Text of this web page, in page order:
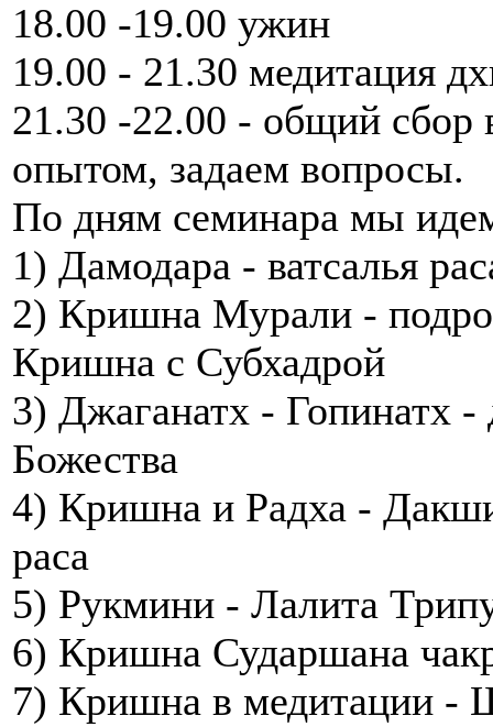
18.00 -19.00 ужин
19.00 - 21.30 медитация
21.30 -22.00 - общий сбор
опытом, задаем вопросы.
По дням семинара мы
1) Дамодара - ватсалья
2) Кришна Мурали -
Кришна с Субхадрой
3) Джаганатх - Гопинатх -
Божества
4) Кришна и Радха -
раса
5) Рукмини - Лалита
6) Кришна Сударшана
7) Кришна в медитации -